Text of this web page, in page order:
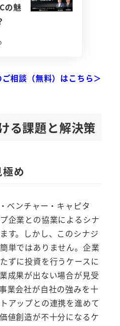
の魅
相談（無料）はこちら＞
る課題と解決策
め
ベンチャー・キャピタ
企業との協業によるシナ
す。しかし、このシナジ
単ではありません。企業
ずに投資を行うケースに
成果が出ない場合が見受
業会社が自社の強みを十
アップとの連携を進めて
値創造が不十分になるケ